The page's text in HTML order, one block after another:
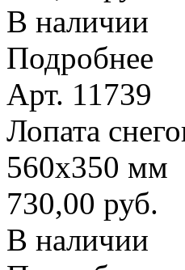
В наличии
Подробнее
Арт. 11739
Лопата
560х350 мм
730,00 руб.
В наличии